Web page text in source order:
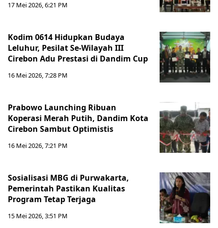
17 Mei 2026, 6:21 PM
Kodim 0614 Hidupkan Budaya
Leluhur, Pesilat Se-Wilayah III
Cirebon Adu Prestasi di Dandim Cup
16 Mei 2026, 7:28 PM
Prabowo Launching Ribuan
Koperasi Merah Putih, Dandim Kota
Cirebon Sambut Optimistis
16 Mei 2026, 7:21 PM
Sosialisasi MBG di Purwakarta,
Pemerintah Pastikan Kualitas
Program Tetap Terjaga
15 Mei 2026, 3:51 PM